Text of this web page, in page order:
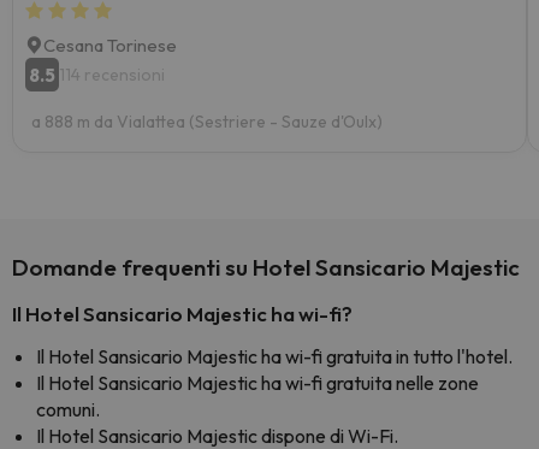
Cesana Torinese
8.5 114 recensioni
a 888 m da Vialattea (Sestriere - Sauze d'Oulx)
Domande frequenti su Hotel Sansicario Majestic
Il Hotel Sansicario Majestic ha wi-fi?
Il Hotel Sansicario Majestic ha wi-fi gratuita in tutto l'hotel.
Il Hotel Sansicario Majestic ha wi-fi gratuita nelle zone
comuni.
Il Hotel Sansicario Majestic dispone di Wi-Fi.